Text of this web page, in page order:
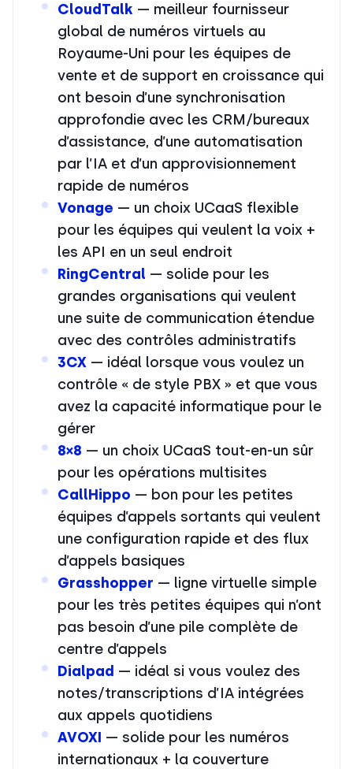
CloudTalk — meilleur fournisseur
global de numéros virtuels au
Royaume-Uni pour les équipes de
vente et de support en croissance qui
ont besoin d’une synchronisation
approfondie avec les CRM/bureaux
d’assistance, d’une automatisation
par l’IA et d’un approvisionnement
rapide de numéros
Vonage — un choix UCaaS flexible
pour les équipes qui veulent la voix +
les API en un seul endroit
RingCentral — solide pour les
grandes organisations qui veulent
une suite de communication étendue
avec des contrôles administratifs
3CX — idéal lorsque vous voulez un
contrôle « de style PBX » et que vous
avez la capacité informatique pour le
gérer
8×8 — un choix UCaaS tout-en-un sûr
pour les opérations multisites
CallHippo — bon pour les petites
équipes d’appels sortants qui veulent
une configuration rapide et des flux
d’appels basiques
Grasshopper — ligne virtuelle simple
pour les très petites équipes qui n’ont
pas besoin d’une pile complète de
centre d’appels
Dialpad — idéal si vous voulez des
notes/transcriptions d’IA intégrées
aux appels quotidiens
AVOXI — solide pour les numéros
internationaux + la couverture